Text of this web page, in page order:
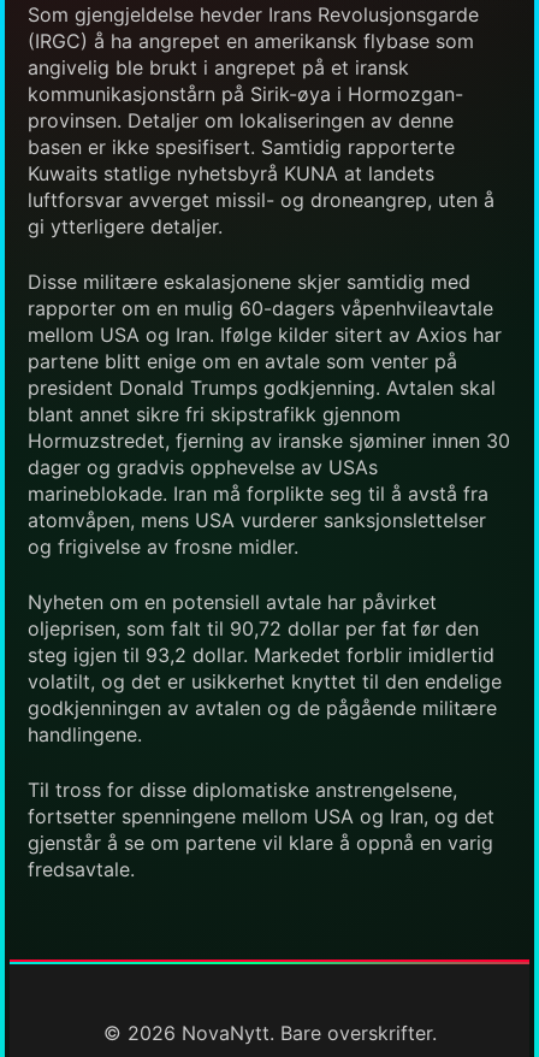
Som gjengjeldelse hevder Irans Revolusjonsgarde
(IRGC) å ha angrepet en amerikansk flybase som
angivelig ble brukt i angrepet på et iransk
kommunikasjonstårn på Sirik-øya i Hormozgan-
provinsen. Detaljer om lokaliseringen av denne
basen er ikke spesifisert. Samtidig rapporterte
Kuwaits statlige nyhetsbyrå KUNA at landets
luftforsvar avverget missil- og droneangrep, uten å
gi ytterligere detaljer.
Disse militære eskalasjonene skjer samtidig med
rapporter om en mulig 60-dagers våpenhvileavtale
mellom USA og Iran. Ifølge kilder sitert av Axios har
partene blitt enige om en avtale som venter på
president Donald Trumps godkjenning. Avtalen skal
blant annet sikre fri skipstrafikk gjennom
Hormuzstredet, fjerning av iranske sjøminer innen 30
dager og gradvis opphevelse av USAs
marineblokade. Iran må forplikte seg til å avstå fra
atomvåpen, mens USA vurderer sanksjonslettelser
og frigivelse av frosne midler.
Nyheten om en potensiell avtale har påvirket
oljeprisen, som falt til 90,72 dollar per fat før den
steg igjen til 93,2 dollar. Markedet forblir imidlertid
volatilt, og det er usikkerhet knyttet til den endelige
godkjenningen av avtalen og de pågående militære
handlingene.
Til tross for disse diplomatiske anstrengelsene,
fortsetter spenningene mellom USA og Iran, og det
gjenstår å se om partene vil klare å oppnå en varig
fredsavtale.
© 2026 NovaNytt. Bare overskrifter.